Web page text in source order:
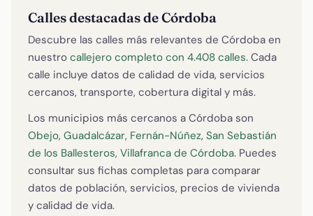
Calles destacadas de Córdoba
Descubre las calles más relevantes de Córdoba en
nuestro callejero completo con 4.408 calles. Cada
calle incluye datos de calidad de vida, servicios
cercanos, transporte, cobertura digital y más.
Los municipios más cercanos a Córdoba son
Obejo, Guadalcázar, Fernán-Núñez, San Sebastián
de los Ballesteros, Villafranca de Córdoba. Puedes
consultar sus fichas completas para comparar
datos de población, servicios, precios de vivienda
y calidad de vida.